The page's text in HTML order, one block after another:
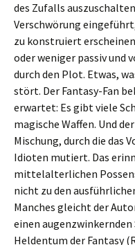
des Zufalls
Verschwörung
zu konstruiert
oder weniger passiv und
durch den Plot. Etwas,
stört. Der Fantasy-Fan
erwartet: Es gibt viele
magische Waffen. Und
Mischung, durch die das
Idioten mutiert. Das
mittelalterlichen
nicht zu den
Manches gleicht der
einen
Heldentum der Fantasy